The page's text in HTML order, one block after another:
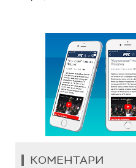
КОМЕНТАРИ